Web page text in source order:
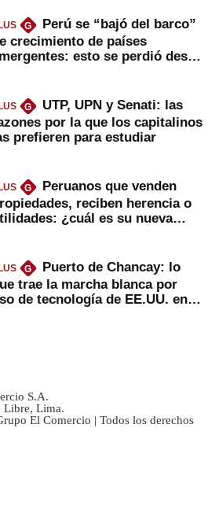
G
Perú se “bajó del barco”
crecimiento de países
esto se perdió desde
G
UTP, UPN y Senati: las
por la que los capitalinos
prefieren para estudiar
G
Peruanos que venden
reciben herencia o
¿cuál es su nueva
G
Puerto de Chancay: lo
trae la marcha blanca por
de tecnología de EE.UU. en
S.A.
Libre, Lima.
El Comercio | Todos los derechos